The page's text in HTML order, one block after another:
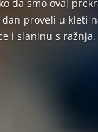
da smo ovaj
proveli u kleti
i slaninu s